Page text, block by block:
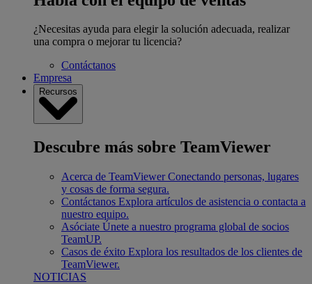
¿Necesitas ayuda para elegir la solución adecuada, realizar
una compra o mejorar tu licencia?
Contáctanos
Empresa
Recursos
Descubre más sobre TeamViewer
Acerca de TeamViewer Conectando personas, lugares
y cosas de forma segura.
Contáctanos Explora artículos de asistencia o contacta a
nuestro equipo.
Asóciate Únete a nuestro programa global de socios
TeamUP.
Casos de éxito Explora los resultados de los clientes de
TeamViewer.
NOTICIAS